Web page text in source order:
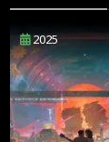
2025